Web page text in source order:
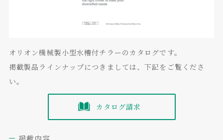
オリオン機械製小型水槽付チラーのカタログです。
掲載製品ラインナップにつきましては、下記をご覧くださ
い。
カタログ請求